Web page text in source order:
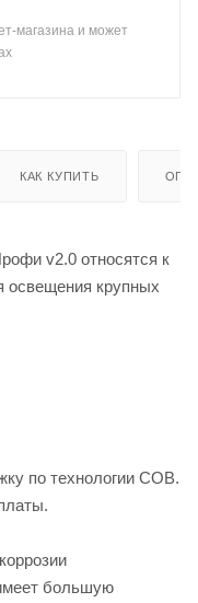
магазина и может
КАК КУПИТЬ
v2.0 относятся к
крупных
по технологии COB.
большую